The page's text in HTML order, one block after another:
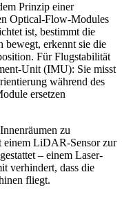
Prinzip einer
Optical-Flow-Modules
ist, bestimmt die
bewegt, erkennt sie die
Für Flugstabilität
Unit (IMU): Sie misst
während des
ersetzen
zu
einem LiDAR-Sensor zur
– einem Laser-
verhindert, dass die
fliegt.